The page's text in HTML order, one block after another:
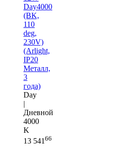
Day4000
(BK,
110
deg,
230V)
(Arlight,
IP20
Металл,
3
года)
Day
|
Дневной
4000
K
13 541 66